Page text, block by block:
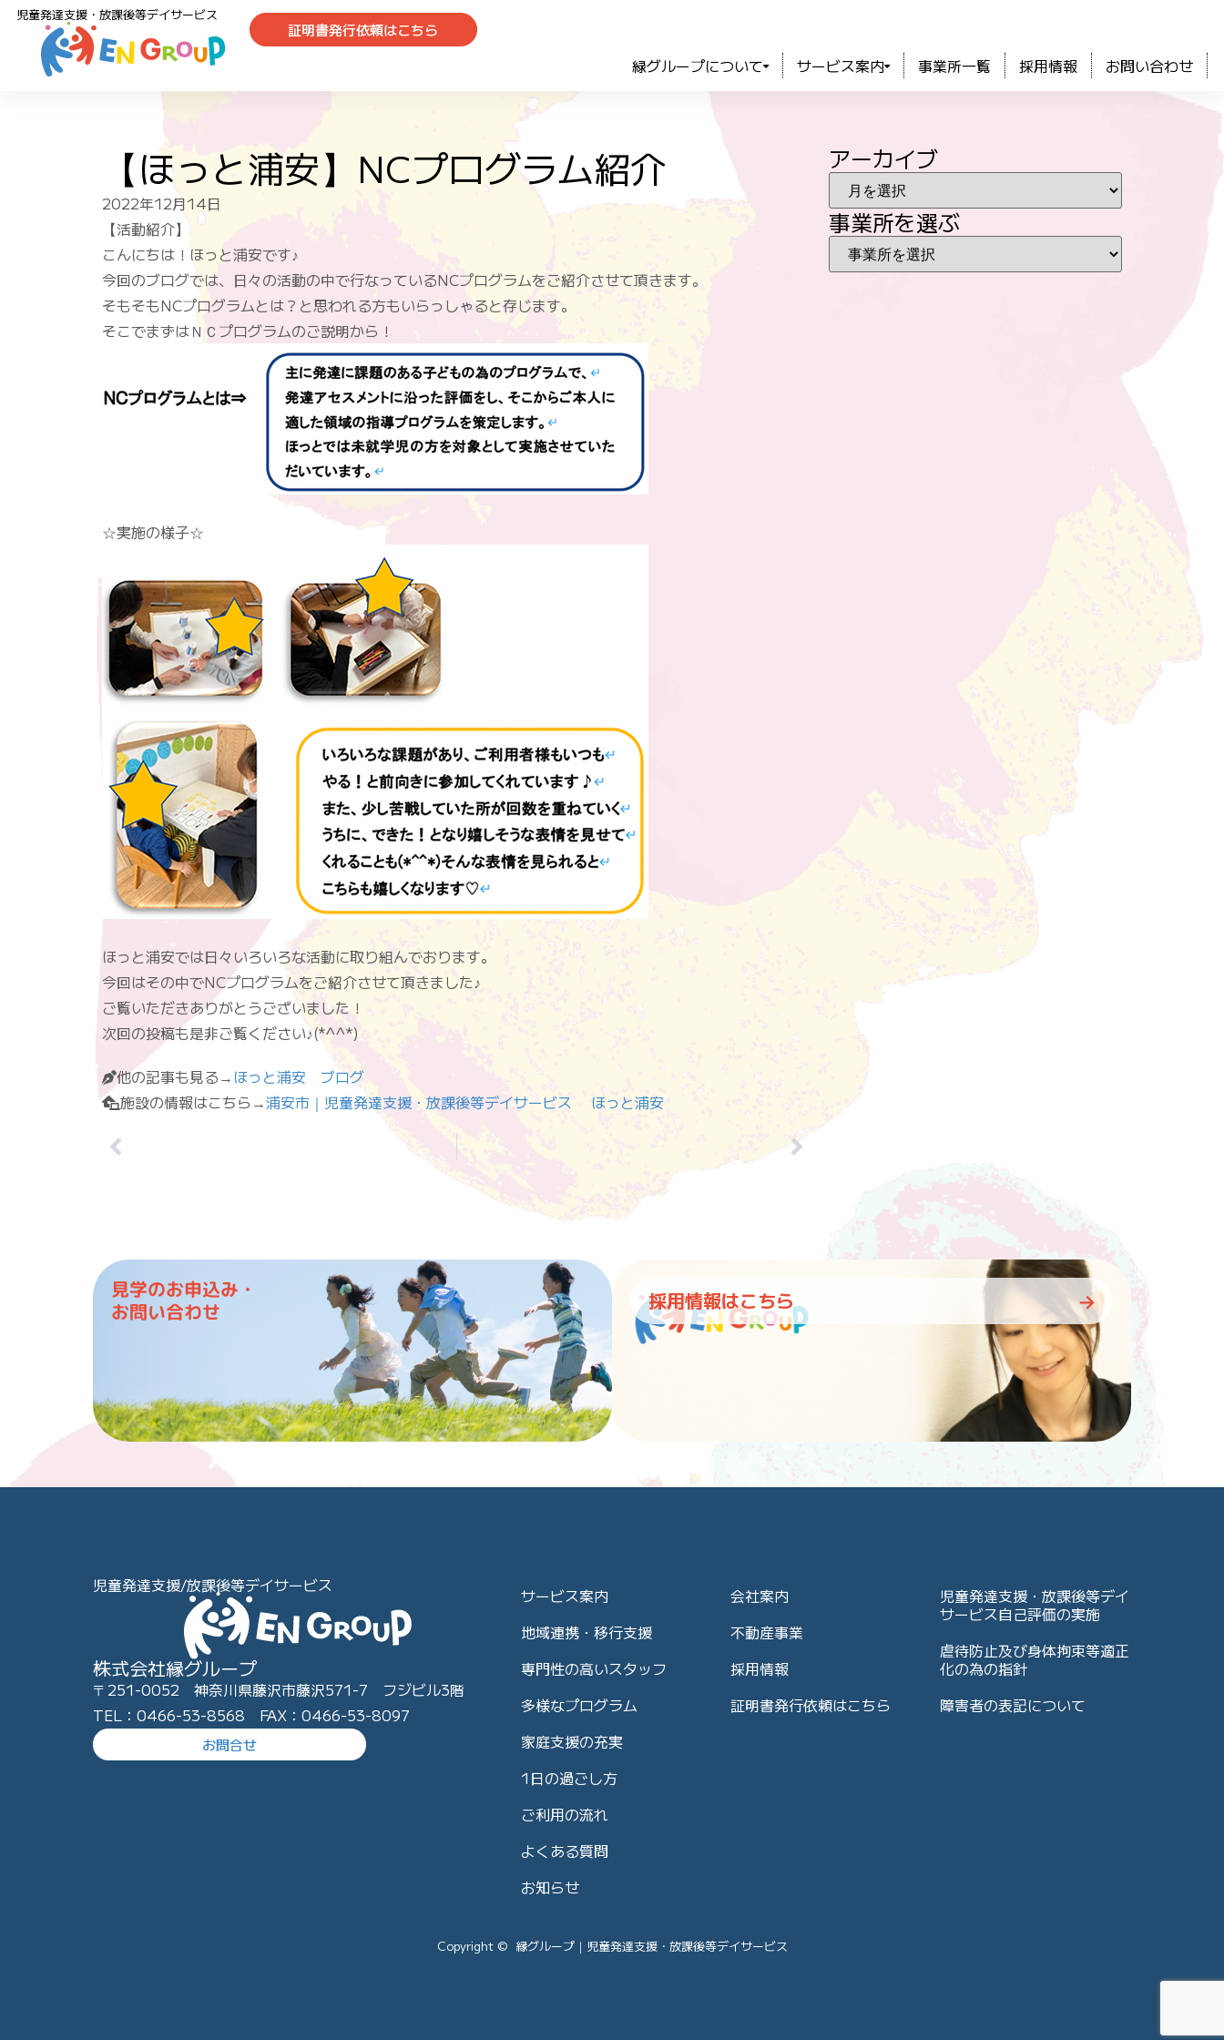
児童発達支援・放課後等デイサービス
証明書発行依頼はこちら
緑グループについて サービス案内 事業所一覧 採用情報 お問い合わせ
【ほっと浦安】NCプログラム紹介
2022年12月14日
【活動紹介】
こんにちは！ほっと浦安です♪
今回のブログでは、日々の活動の中で行なっているNCプログラムをご紹介させて頂きます。
そもそもNCプログラムとは？と思われる方もいらっしゃると存じます。
そこでまずはＮＣプログラムのご説明から！
☆実施の様子☆
ほっと浦安では日々いろいろな活動に取り組んでおります。
今回はその中でNCプログラムをご紹介させて頂きました♪
ご覧いただきありがとうございました！
次回の投稿も是非ご覧ください♪(*^^*)
他の記事も見る→ほっと浦安 ブログ
施設の情報はこちら→浦安市｜児童発達支援・放課後等デイサービス ほっと浦安
アーカイブ
事業所を選ぶ
見学のお申込み・
お問い合わせ
採用情報はこちら
児童発達支援/放課後等デイサービス
株式会社縁グループ
〒251-0052 神奈川県藤沢市藤沢571-7 フジビル3階
TEL：0466-53-8568 FAX：0466-53-8097
お問合せ
サービス案内
地域連携・移行支援
専門性の高いスタッフ
多様なプログラム
家庭支援の充実
1日の過ごし方
ご利用の流れ
よくある質問
お知らせ
会社案内
不動産事業
採用情報
証明書発行依頼はこちら
児童発達支援・放課後等デイ
サービス自己評価の実施
虐待防止及び身体拘束等適正
化の為の指針
障害者の表記について
Copyright © 縁グループ｜児童発達支援・放課後等デイサービス